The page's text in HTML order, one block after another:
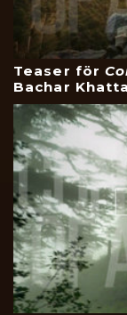
Teaser för
Bachar